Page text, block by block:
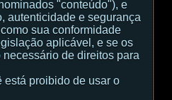
"conteúdo"), e
autenticidade e segurança
sua conformidade
aplicável, e se os
de direitos para
está proibido de usar o